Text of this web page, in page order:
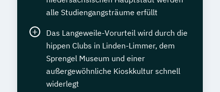
alle Studiengangsträume erfüllt
Das Langeweile-Vorurteil wird durch die
hippen Clubs in Linden-Limmer, dem
Sprengel Museum und einer
außergewöhnliche Kioskkultur schnell
widerlegt